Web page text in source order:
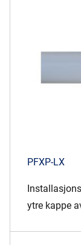
PFXP-LX
ytre kappe